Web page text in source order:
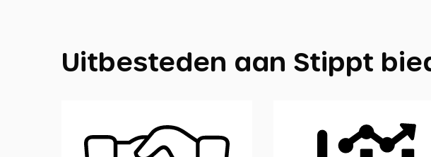
Uitbesteden aan Stippt